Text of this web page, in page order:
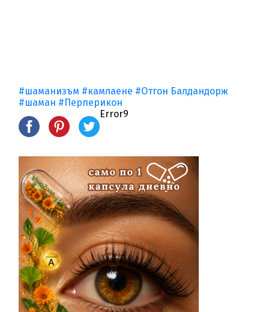
#шаманизъм #камлаене #Отгон Балдандорж
#шаман #Перперикон
Error9